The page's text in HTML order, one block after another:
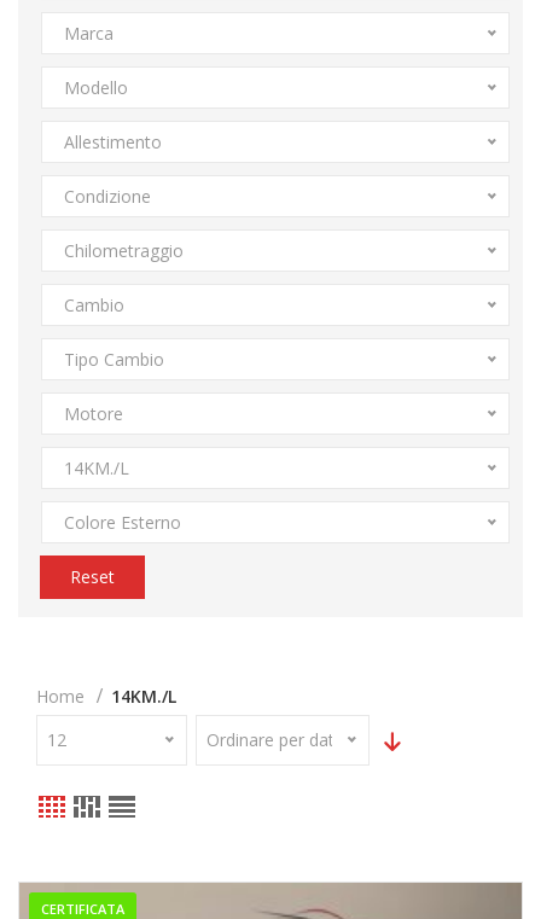
Marca
Modello
Allestimento
Condizione
Chilometraggio
Cambio
Tipo Cambio
Motore
14KM./L
Colore Esterno
Reset
Home
14KM./L
12
Ordinare per data
CERTIFICATA